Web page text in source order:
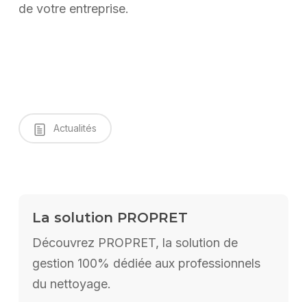
de votre entreprise.
Actualités
La solution PROPRET
Découvrez PROPRET, la solution de
gestion 100% dédiée aux professionnels
du nettoyage.